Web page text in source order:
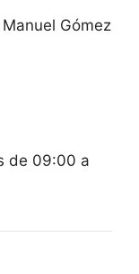
Gómez
de 09:00 a